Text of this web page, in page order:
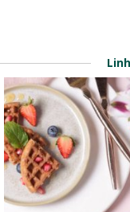
REF: 4489